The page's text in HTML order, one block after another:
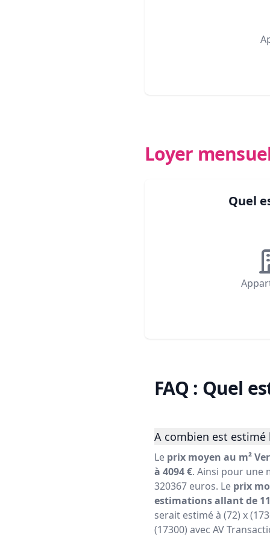
Loyer
Quel
FAQ : Quel
A combien est estimé
Le prix moyen au m²
à 4094 €. Ainsi pour une
320367 euros. Le prix
estimations allant de
serait estimé à (72) x
(17300) avec AV